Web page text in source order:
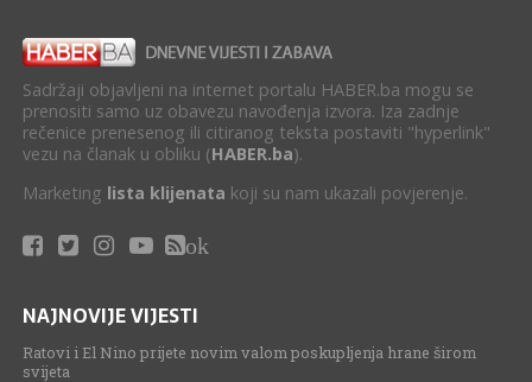
Sadržaji objavljeni na internet portalu HABER.ba mogu se
prenositi samo uz obavezu navođenja izvora. Iza zadnje
rečenice prenesenog ili citiranog teksta postaviti "hyperlink"
vezu na članak u obliku (HABER.ba).
Marketing lista klijenata koji su nam ukazali povjerenje.
ok
NAJNOVIJE VIJESTI
Ratovi i El Nino prijete novim valom poskupljenja hrane širom
svijeta